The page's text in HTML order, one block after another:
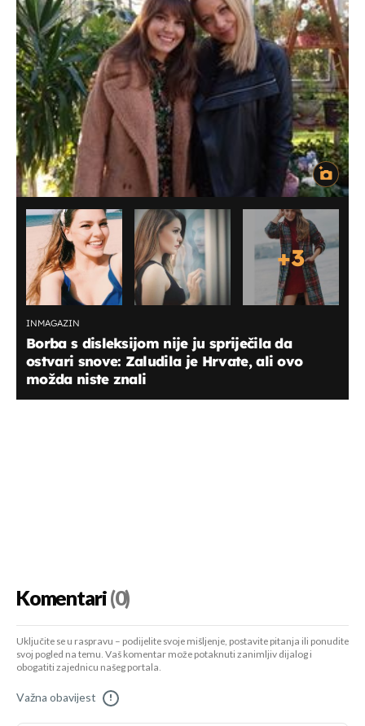
+3
INMAGAZIN
Borba s disleksijom nije ju spriječila da
ostvari snove: Zaludila je Hrvate, ali ovo
možda niste znali
Komentari(0)
Uključite se u raspravu – podijelite svoje mišljenje, postavite pitanja ili ponudite
svoj pogled na temu. Vaš komentar može potaknuti zanimljiv dijalog i
obogatiti zajednicu našeg portala.
Važna obavijest !